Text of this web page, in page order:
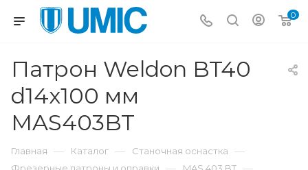
0
Патрон Weldon BT40
d14x100 мм
MAS403BT
Главная — Каталог — Станочная оснастка —